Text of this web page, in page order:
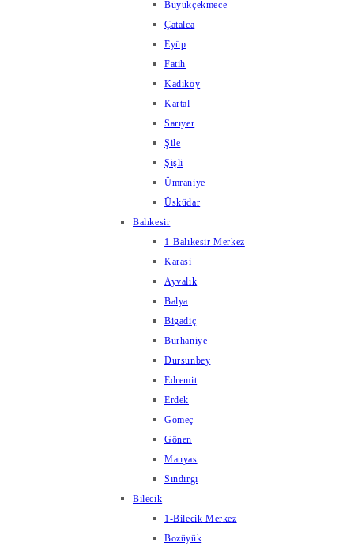
Büyükçekmece
Çatalca
Eyüp
Fatih
Kadıköy
Kartal
Sarıyer
Şile
Şişli
Ümraniye
Üsküdar
Balıkesir
1-Balıkesir Merkez
Karasi
Ayvalık
Balya
Bigadiç
Burhaniye
Dursunbey
Edremit
Erdek
Gömeç
Gönen
Manyas
Sındırgı
Bilecik
1-Bilecik Merkez
Bozüyük